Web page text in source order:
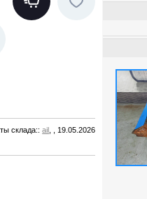
склада::ail
, , 19.05.2026